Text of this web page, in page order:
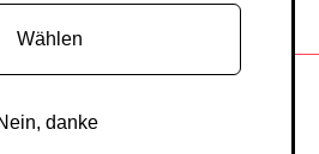
since 2014
danke
Wählen